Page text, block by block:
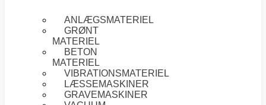
ANLÆGSMATERIEL
GRØNT
MATERIEL
BETON
MATERIEL
VIBRATIONSMATERIEL
LÆSSEMASKINER
GRAVEMASKINER